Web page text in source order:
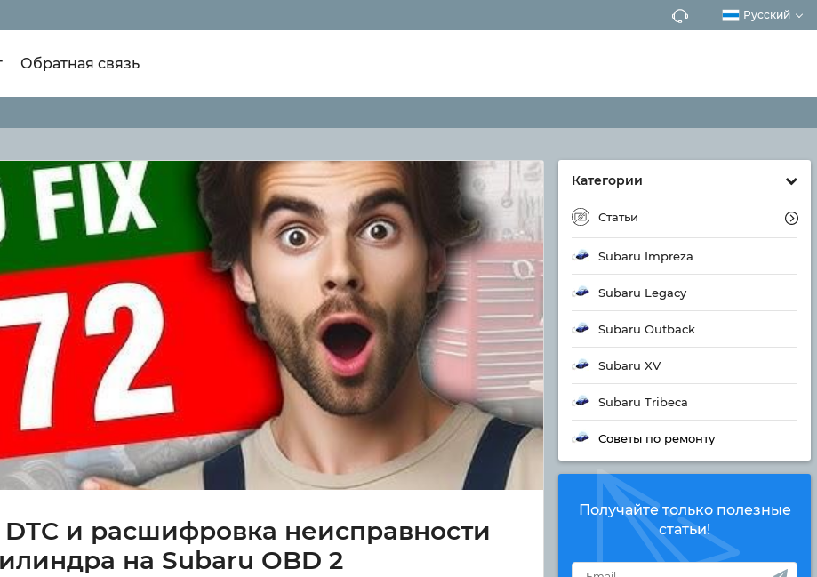
Русский
Обратная связь
Категории
Статьи
Subaru Impreza
Subaru Legacy
Subaru Outback
Subaru XV
Subaru Tribeca
Советы по ремонту
Получайте только полезные
статьи!
и расшифровка неисправности
на Subaru OBD 2